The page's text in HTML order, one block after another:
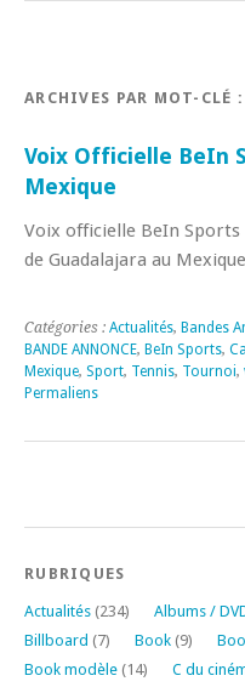
ARCHIVES PAR MOT-CLÉ :
Voix Officielle BeIn
Mexique
Voix officielle BeIn Sports
de Guadalajara au
Catégories : Actualités, Bandes
BANDE ANNONCE, BeIn Sports,
Mexique, Sport, Tennis, Tournoi,
Permaliens
RUBRIQUES
Actualités (234) Albums /
Billboard (7) Book (9)
Book modèle (14) C du